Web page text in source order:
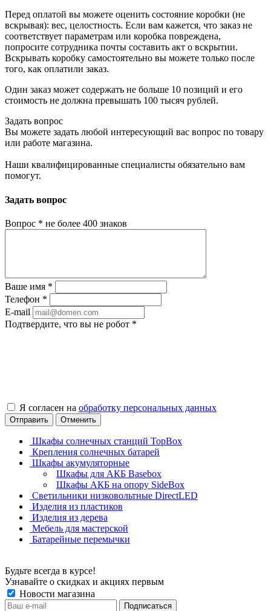
Перед оплатой вы можете оценить состояние коробки (не
вскрывая): вес, целостность. Если вам кажется, что заказ не
соответствует параметрам или коробка повреждена,
попросите сотрудника почты составить акт о вскрытии.
Вскрывать коробку самостоятельно вы можете только после
того, как оплатили заказ.
Один заказ может содержать не больше 10 позиций и его
стоимость не должна превышать 100 тысяч рублей.
Задать вопрос
Вы можете задать любой интересующий вас вопрос по товару
или работе магазина.
Наши квалифицированные специалисты обязательно вам
помогут.
Задать вопрос
Вопрос * не более 400 знаков
Ваше имя *
Телефон *
E-mail
Подтвердите, что вы не робот *
Я согласен на обработку персональных данных
Отправить Отменить
Шкафы солнечных станций TopBox
Крепления солнечных батарей
Шкафы акумуляторные
Шкафы для АКБ Basebox
Шкафы АКБ на опору SideBox
Светильники низковольтные DirectLED
Изделия из пластиков
Изделия из дерева
Мебель для мастерской
Батарейные перемычки
Будьте всегда в курсе!
Узнавайте о скидках и акциях первым
Новости магазина